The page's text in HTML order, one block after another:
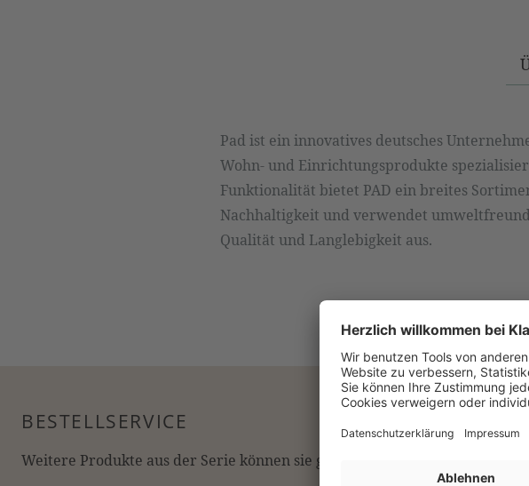
Pad ist ein innovatives deutsches
Wohn- und Einrichtungsprodukte
Funktionalität bietet PAD ein breites
Nachhaltigkeit und verwendet
Qualität und Langlebigkeit aus.
BESTELLSERVICE
Weitere Produkte aus der Serie können sie gerne online anfragen oder